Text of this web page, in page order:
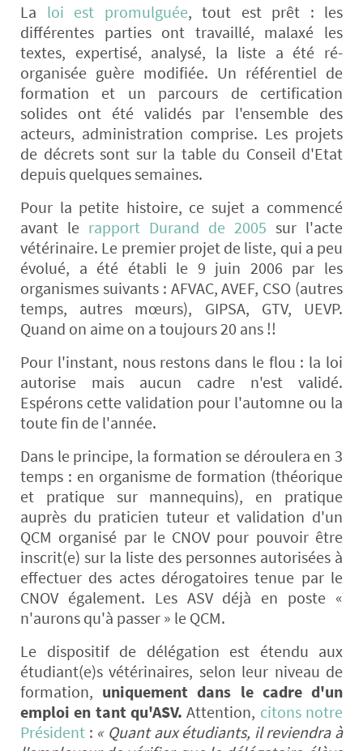
La loi est promulguée, tout est prêt : les
différentes parties ont travaillé, malaxé les
textes, expertisé, analysé, la liste a été ré-
organisée guère modifiée. Un référentiel de
formation et un parcours de certification
solides ont été validés par l'ensemble des
acteurs, administration comprise. Les projets
de décrets sont sur la table du Conseil d'Etat
depuis quelques semaines.
Pour la petite histoire, ce sujet a commencé
avant le rapport Durand de 2005 sur l'acte
vétérinaire. Le premier projet de liste, qui a peu
évolué, a été établi le 9 juin 2006 par les
organismes suivants : AFVAC, AVEF, CSO (autres
temps, autres mœurs), GIPSA, GTV, UEVP.
Quand on aime on a toujours 20 ans !!
Pour l'instant, nous restons dans le flou : la loi
autorise mais aucun cadre n'est validé.
Espérons cette validation pour l'automne ou la
toute fin de l'année.
Dans le principe, la formation se déroulera en 3
temps : en organisme de formation (théorique
et pratique sur mannequins), en pratique
auprès du praticien tuteur et validation d'un
QCM organisé par le CNOV pour pouvoir être
inscrit(e) sur la liste des personnes autorisées à
effectuer des actes dérogatoires tenue par le
CNOV également. Les ASV déjà en poste «
n'aurons qu'à passer » le QCM.
Le dispositif de délégation est étendu aux
étudiant(e)s vétérinaires, selon leur niveau de
formation, uniquement dans le cadre d'un
emploi en tant qu'ASV. Attention, citons notre
Président : « Quant aux étudiants, il reviendra à